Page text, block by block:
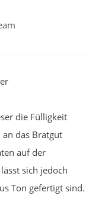
die Fülligkeit
das Bratgut
auf der
sich jedoch
Ton gefertigt sind.